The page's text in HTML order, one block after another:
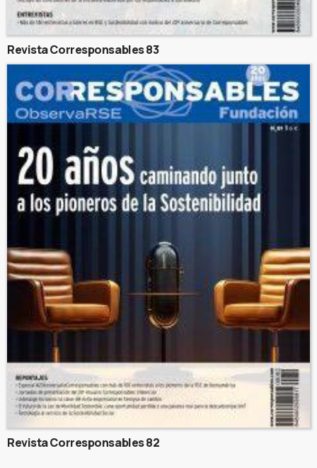
Revista Corresponsables 83
Revista Corresponsables 82